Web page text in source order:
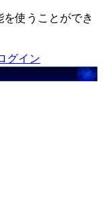
使うことができ
グイン